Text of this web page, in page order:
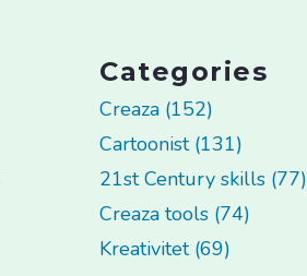
Categories
Creaza (152)
Cartoonist (131)
21st Century skills (77)
Creaza tools (74)
Kreativitet (69)